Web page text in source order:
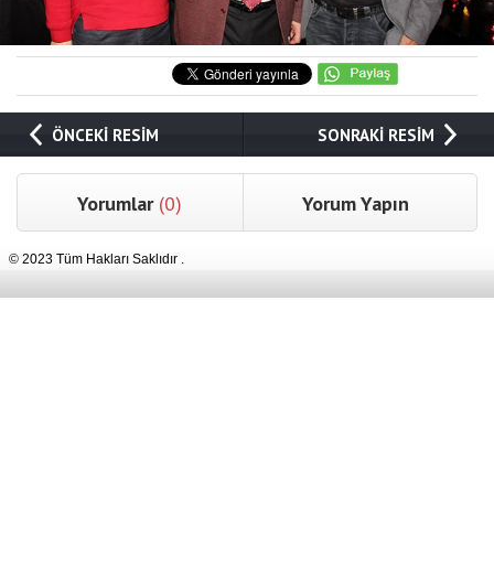
ÖNCEKİ RESİM SONRAKİ RESİM
Yorumlar (0) Yorum Yapın
© 2023 Tüm Hakları Saklıdır .